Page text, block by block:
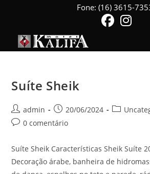
conteúdo
Fone: (16) 3615-
Suíte Sheik
Autor
do
admin
Post
publicado:
20/06/2024
Categoria
Comentários
post:
0 comentário
Suíte Sheik Características Sheik Suíte
Decoração árabe, banheira de